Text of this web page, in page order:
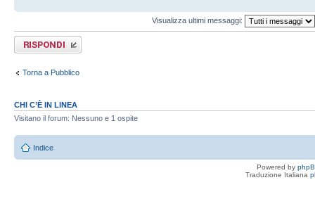
Visualizza ultimi messaggi:
Rispondi al
messaggio
Torna a Pubblico
CHI C’È IN LINEA
Visitano il forum: Nessuno e 1 ospite
Indice
Powered by
Traduzione Italiana